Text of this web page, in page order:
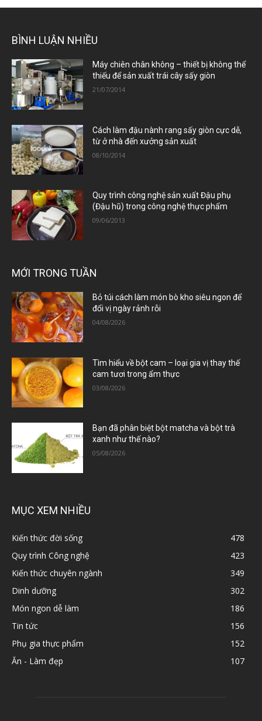
BÌNH LUẬN NHIỀU
Máy chiên chân không – thiết bị không thể
thiếu để sản xuất trái cây sấy giòn
21/07/2014
Cách làm đậu nành rang sấy giòn cực dễ,
từ ở nhà đến xưởng sản xuất
08/10/2014
Quy trình công nghệ sản xuất Đậu phụ
(Đậu hũ) trong công nghệ thực phẩm
09/06/2013
MỚI TRONG TUẦN
Bỏ túi cách làm món bò kho siêu ngon để
đổi vị ngày rảnh rỗi
04/08/2026
Tìm hiểu về bột cam – loại gia vị thay thế
cam tươi trong ẩm thực
03/08/2026
Bạn đã phân biệt bột matcha và bột trà
xanh như thế nào?
05/08/2026
MỤC XEM NHIỀU
Kiến thức đời sống
478
Quy trình Công nghệ
423
Kiến thức chuyên ngành
349
Dinh dưỡng
302
Món ngon dễ làm
186
Tin tức
156
Phụ gia thực phẩm
152
Ăn - Làm đẹp
107